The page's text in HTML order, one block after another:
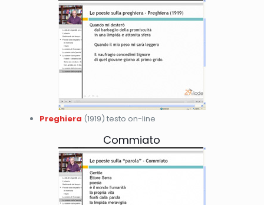
Preghiera (1919) testo on-line
Commiato